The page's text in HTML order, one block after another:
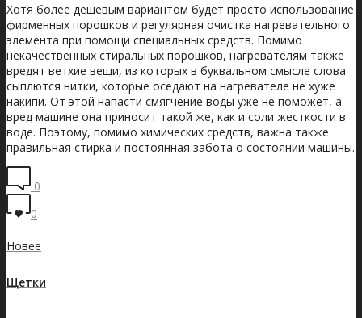
Хотя более дешевым вариантом будет просто использование
фирменных порошков и регулярная очистка нагревательного
элемента при помощи специальных средств. Помимо
некачественных стиральных порошков, нагревателям также
вредят ветхие вещи, из которых в буквальном смысле слова
сыплются нитки, которые оседают на нагревателе не хуже
накипи. От этой напасти смягчение воды уже не поможет, а
вред машине она приносит такой же, как и соли жесткости в
воде. Поэтому, помимо химических средств, важна также
правильная стирка и постоянная забота о состоянии машины.
0
0
Новее
Щетки